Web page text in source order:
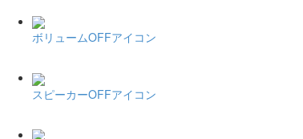
ボリュームOFFアイコン
スピーカーOFFアイコン